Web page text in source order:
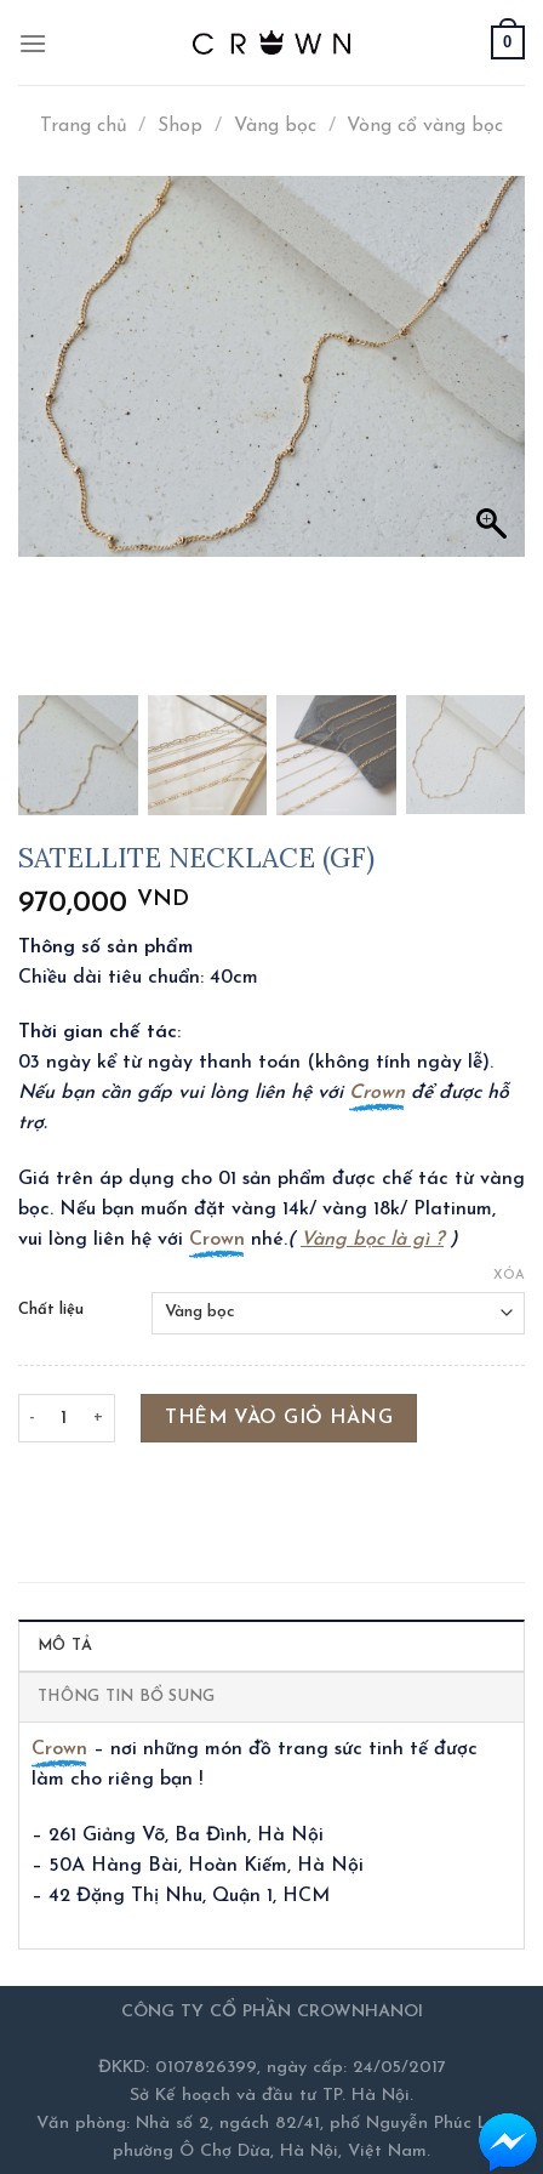
0
Trang chủ / Shop / Vàng bọc / Vòng cổ vàng bọc
SATELLITE NECKLACE (GF)
970,000 VND
Thông số sản phẩm
Chiều dài tiêu chuẩn: 40cm
Thời gian chế tác:
03 ngày kể từ ngày thanh toán (không tính ngày lễ).
Nếu bạn cần gấp vui lòng liên hệ với Crownđể được hỗ
trợ.
Giá trên áp dụng cho 01 sản phẩm được chế tác từ vàng
bọc. Nếu bạn muốn đặt vàng 14k/ vàng 18k/ Platinum,
vui lòng liên hệ với Crown nhé.( Vàng bọc là gì ?)
Chất liệu
XÓA
SATELLITE NECKLACE (GF) số lượng
THÊM VÀO GIỎ HÀNG
MÔ TẢ
THÔNG TIN BỔ SUNG
Crown – nơi những món đồ trang sức tinh tế được
làm cho riêng bạn !
– 261 Giảng Võ, Ba Đình, Hà Nội
– 50A Hàng Bài, Hoàn Kiếm, Hà Nội
– 42 Đặng Thị Nhu, Quận 1, HCM
CÔNG TY CỔ PHẦN CROWNHANOI
ĐKKD: 0107826399, ngày cấp: 24/05/2017
Sở Kế hoạch và đầu tư TP. Hà Nội.
Văn phòng: Nhà số 2, ngách 82/41, phố Nguyễn Phúc Lai,
phường Ô Chợ Dừa, Hà Nội, Việt Nam.